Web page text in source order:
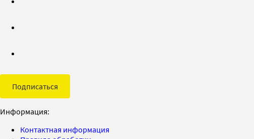
Подписаться
Информация:
Контактная информация